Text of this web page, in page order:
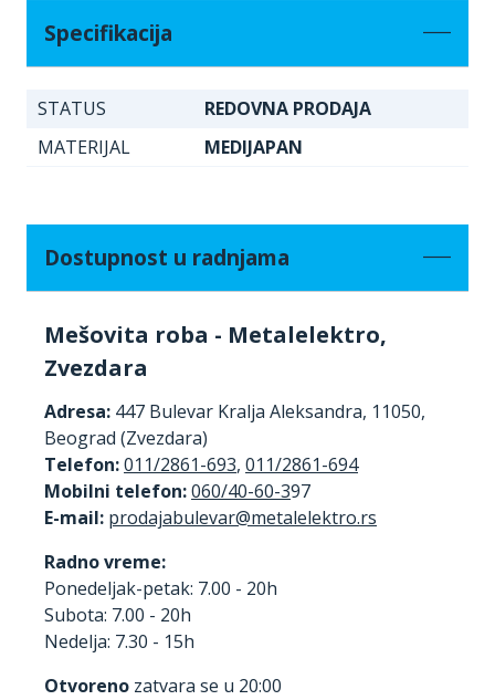
Specifikacija
STATUS
REDOVNA PRODAJA
MATERIJAL
MEDIJAPAN
Dostupnost u radnjama
Mešovita roba - Metalelektro,
Zvezdara
Adresa: 447 Bulevar Kralja Aleksandra, 11050,
Beograd (Zvezdara)
Telefon:011/2861-693, 011/2861-694
Mobilni telefon:060/40-60-397
E-mail:
Radno vreme:
Ponedeljak-petak: 7.00 - 20h
Subota: 7.00 - 20h
Nedelja: 7.30 - 15h
Otvoreno zatvara se u 20:00